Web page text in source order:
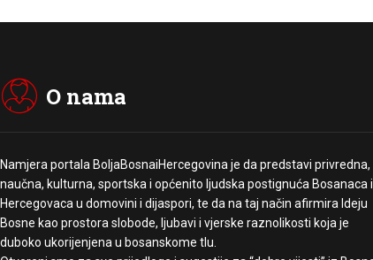
O nama
Namjera portala BoljaBosnaiHercegovina je da predstavi privredna,
naučna, kulturna, sportska i općenito ljudska postignuća Bosanaca i
Hercegovaca u domovini i dijaspori, te da na taj način afirmira Ideju
Bosne kao prostora slobode, ljubavi i vjerske raznolikosti koja je
duboko ukorijenjena u bosanskome tlu.